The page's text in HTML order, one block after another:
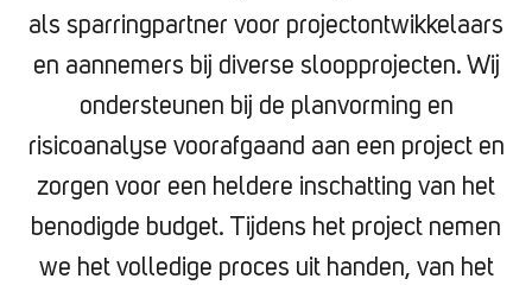
als sparringpartner voor projectontwikkelaars
en aannemers bij diverse sloopprojecten. Wij
ondersteunen bij de planvorming en
risicoanalyse voorafgaand aan een project en
zorgen voor een heldere inschatting van het
benodigde budget. Tijdens het project nemen
we het volledige proces uit handen, van het